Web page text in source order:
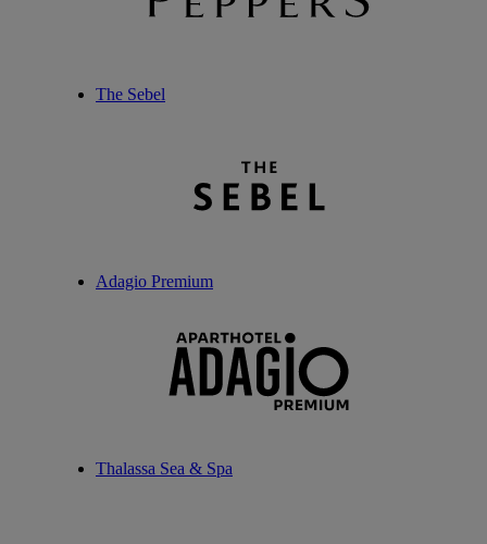
The Sebel
Adagio Premium
Thalassa Sea & Spa